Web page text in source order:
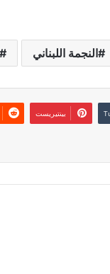
النجمة اللبناني
بينتيريست